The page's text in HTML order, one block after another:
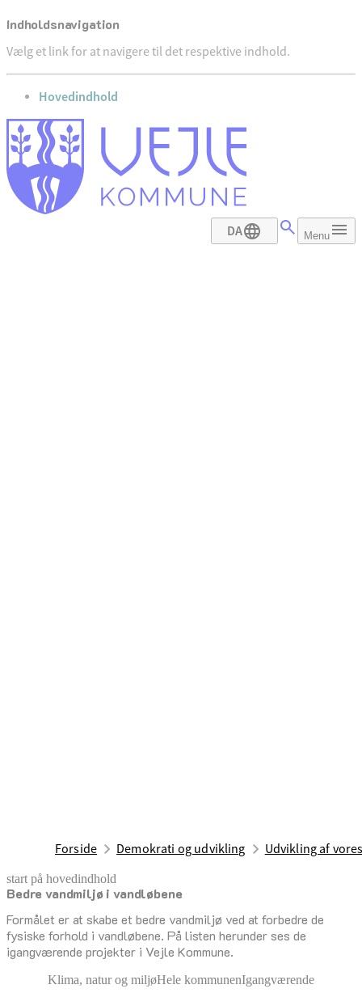
Indholdsnavigation
Vælg et link for at navigere til det respektive indhold.
gå til
Hovedindhold
DA Menu
Forside Demokrati og udvikling Udvikling af
start på hovedindhold
Bedre vandmiljø i vandløbene
Formålet er at skabe et bedre vandmiljø ved at forbedre de
fysiske forhold i vandløbene. På listen herunder ses de
igangværende projekter i Vejle Kommune.
senest opdateret 26. marts 2025
Klima, natur og miljøHele kommunenIgangværende